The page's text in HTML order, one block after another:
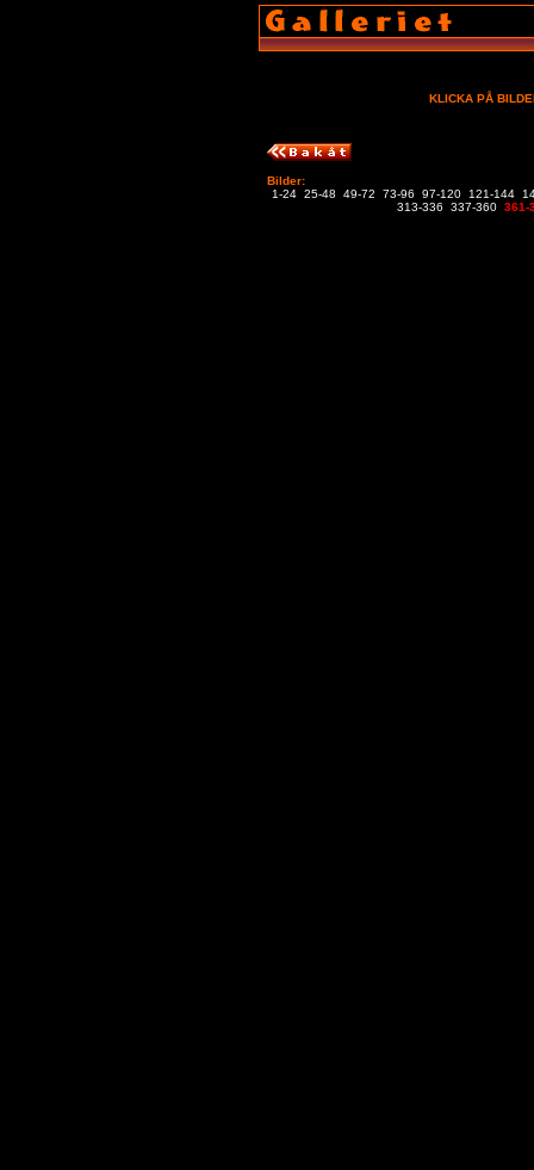
KLICKA PÅ
Bilder:
1-24 25-48 49-72 73-96 97-120 121-144
313-336
337-360 361-